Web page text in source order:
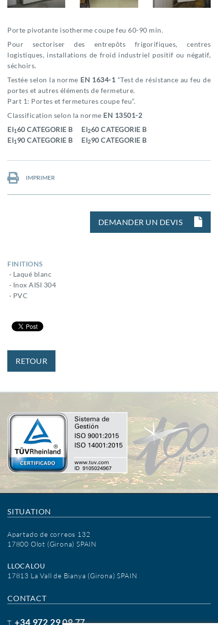
Porte pivotante isotherme coupe feu 60-90 min.
Pour sectoriser des entrepôts frigorifiques, centres
logistiques, installations de froid industriel positif ou négatif,
séchoirs.
Testée selon la norme EN 1634-1 “Test de résistance au feu de
portes et autres éléments de fermeture.
Part 1: Portes et fermetures coupe feu”.
Classification selon la norme EN 13501-2
EI160 CATEGORIE B EI260 CATEGORIE B
EI190 CATEGORIE B EI290 CATEGORIE B
IMPRIMER
DEMANDER UN DEVIS
FINITIONS
· Laqué blanc
· Inox AISI 304
· PVC
RETOUR
SITUATION
Apartado de correos 132
17800 Olot (Girona) SPAIN
LLOCALOU
17813 La Vall de Bianya (Girona) SPAIN
CONTACT
T.+34 972 29 09 77